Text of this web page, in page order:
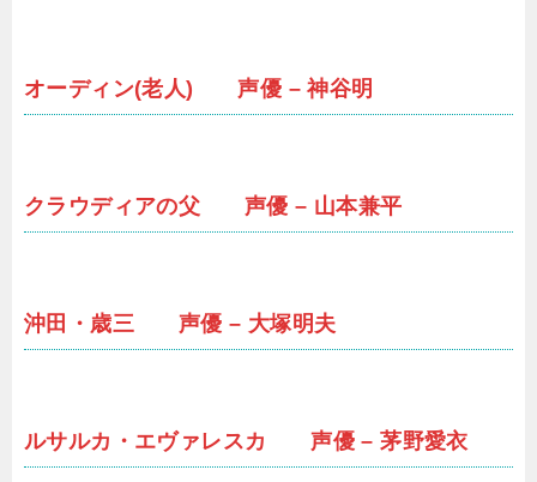
オーディン(老人) 声優 – 神谷明
クラウディアの父 声優 – 山本兼平
沖田・歳三 声優 – 大塚明夫
ルサルカ・エヴァレスカ 声優 – 茅野愛衣